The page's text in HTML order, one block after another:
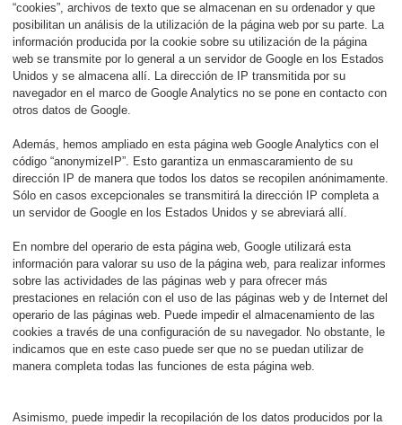
“cookies”, archivos de texto que se almacenan en su ordenador y que
posibilitan un análisis de la utilización de la página web por su parte. La
información producida por la cookie sobre su utilización de la página
web se transmite por lo general a un servidor de Google en los Estados
Unidos y se almacena allí. La dirección de IP transmitida por su
navegador en el marco de Google Analytics no se pone en contacto con
otros datos de Google.
Además, hemos ampliado en esta página web Google Analytics con el
código “anonymizeIP”. Esto garantiza un enmascaramiento de su
dirección IP de manera que todos los datos se recopilen anónimamente.
Sólo en casos excepcionales se transmitirá la dirección IP completa a
un servidor de Google en los Estados Unidos y se abreviará allí.
En nombre del operario de esta página web, Google utilizará esta
información para valorar su uso de la página web, para realizar informes
sobre las actividades de las páginas web y para ofrecer más
prestaciones en relación con el uso de las páginas web y de Internet del
operario de las páginas web. Puede impedir el almacenamiento de las
cookies a través de una configuración de su navegador. No obstante, le
indicamos que en este caso puede ser que no se puedan utilizar de
manera completa todas las funciones de esta página web.
Asimismo, puede impedir la recopilación de los datos producidos por la